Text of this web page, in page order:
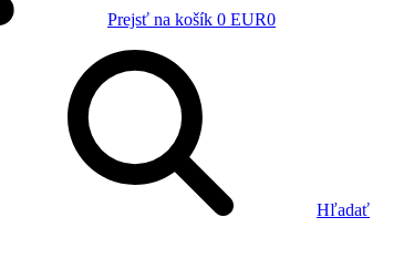
Prejsť na košík 0 EUR0
Hľadať